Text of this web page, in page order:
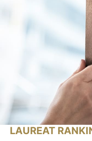
LAUREAT